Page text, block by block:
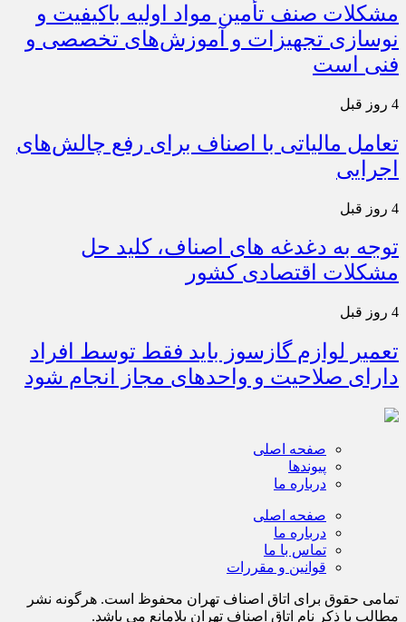
مشکلات صنف تأمین مواد اولیه باکیفیت و
نوسازی تجهیزات و آموزش‌های تخصصی و
فنی است
4 روز قبل
تعامل مالیاتی با اصناف برای رفع چالش‌های
اجرایی
4 روز قبل
توجه به دغدغه های اصناف، کلید حل
مشکلات اقتصادی کشور
4 روز قبل
تعمیر لوازم گازسوز باید فقط توسط افراد
دارای صلاحیت و واحدهای مجاز انجام شود
صفحه اصلی
پیوندها
درباره ما
صفحه اصلی
درباره ما
تماس با ما
قوانین و مقررات
تمامی حقوق برای اتاق اصناف تهران محفوظ است. هرگونه نشر
مطالب با ذكر نام اتاق اصناف تهران بلامانع مي باشد.